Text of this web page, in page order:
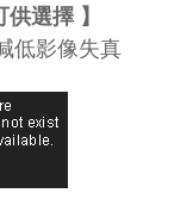
選擇 】
低影像失真